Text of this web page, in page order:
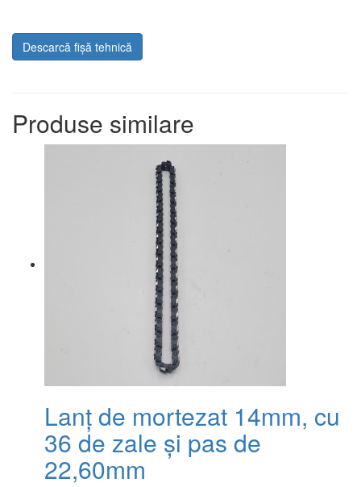
Descarcă fișă tehnică
Produse similare
Lanț de mortezat 14mm, cu
36 de zale și pas de
22,60mm